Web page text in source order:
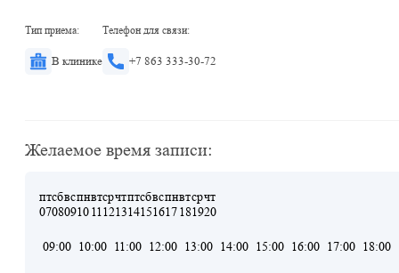
Тип приема:
В клинике
Телефон для связи:
+7 863 333-30-72
Желаемое время записи:
пт
07
сб
08
вс
09
пн
10
вт
11
ср
12
чт
13
пт
14
сб
15
вс
16
пн
17
вт
18
ср
19
чт
20
09:00 10:00 11:00 12:00 13:00 14:00 15:00 16:00 17:00 18:00